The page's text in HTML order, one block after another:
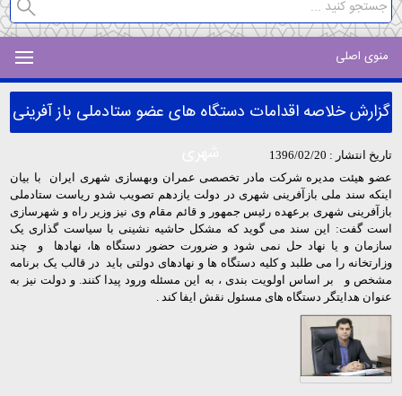
منوی اصلی
گزارش خلاصه اقدامات دستگاه های عضو ستادملی باز آفرینی
تاریخ انتشار : 1396/02/20
عضو هیئت مدیره شرکت مادر تخصصی عمران وبهسازی شهری ایران با بیان
اینکه سند ملی بازآفرینی شهری در دولت یازدهم تصویب شدو ریاست ستادملی
بازآفرینی شهری برعهده رئیس جمهور و قائم مقام وی نیز وزیر راه و شهرسازی
است گفت: این سند می گوید که مشکل حاشیه نشینی با سیاست گذاری یک
سازمان و یا نهاد حل نمی شود و ضرورت حضور دستگاه ها، نهادها و چند
وزارتخانه را می طلبد و کلیه دستگاه ها و نهاد‌های دولتی باید در قالب یک برنامه
مشخص و بر اساس اولویت بندی ، به این مسئله ورود پیدا کنند. و دولت نیز به
عنوان هدایتگر دستگاه های مسئول نقش ایفا کند .